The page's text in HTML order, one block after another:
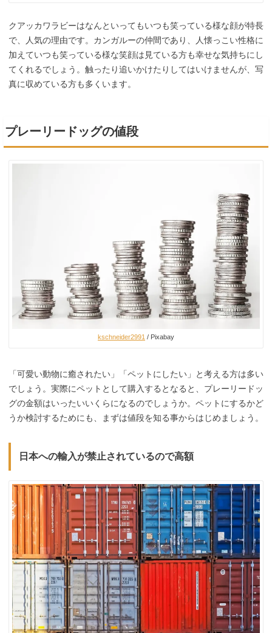
クアッカワラビーはなんといってもいつも笑っている様な顔が特長
で、人気の理由です。カンガルーの仲間であり、人懐っこい性格に
加えていつも笑っている様な笑顔は見ている方も幸せな気持ちにし
てくれるでしょう。触ったり追いかけたりしてはいけませんが、写
真に収めている方も多くいます。
プレーリードッグの値段
kschneider2991 / Pixabay
「可愛い動物に癒されたい」「ペットにしたい」と考える方は多い
でしょう。実際にペットとして購入するとなると、プレーリードッ
グの金額はいったいいくらになるのでしょうか。ペットにするかど
うか検討するためにも、まずは値段を知る事からはじめましょう。
日本への輸入が禁止されているので高額